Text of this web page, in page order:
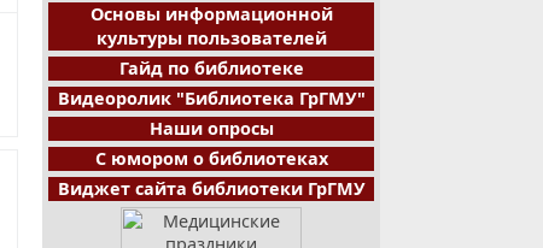
Основы информационной
культуры пользователей
Гайд по библиотеке
Видеоролик "Библиотека ГрГМУ"
Наши опросы
С юмором о библиотеках
Виджет сайта библиотеки ГрГМУ